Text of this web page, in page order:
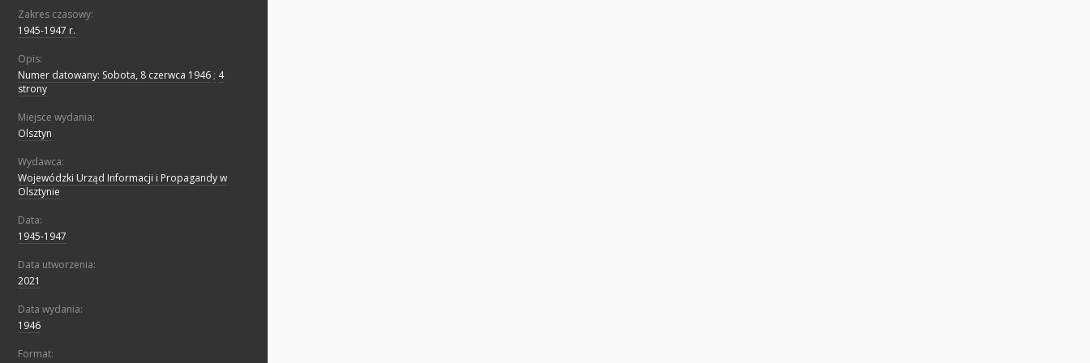
Zakres czasowy:
1945-1947 r.
Opis:
Numer datowany: Sobota, 8 czerwca 1946 ; 4
strony
Miejsce wydania:
Olsztyn
Wydawca:
Wojewódzki Urząd Informacji i Propagandy w
Olsztynie
Data:
1945-1947
Data utworzenia:
2021
Data wydania:
1946
Format: